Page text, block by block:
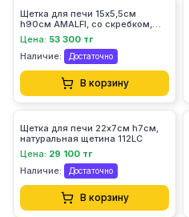
Щетка для печи 15х5,5см
h90см AMALFI, со скребком,
натуральная щетина 258/1LC
Цена: 53 300 тг
Наличие:
Достаточно
В корзину
Щетка для печи 22х7см h7см,
натуральная щетина 112LC
Цена: 29 100 тг
Наличие:
Достаточно
В корзину